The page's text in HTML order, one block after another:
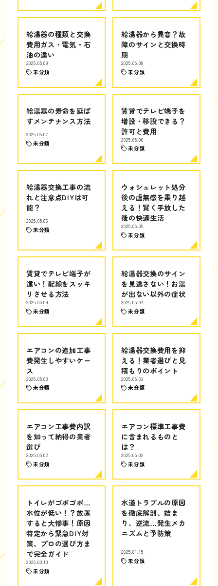
給湯器の種類と交換
費用ガス・電気・石
油の違い
2025.05.09
未分類
給湯器から異音？故
障のサインと交換時
期
2025.05.08
未分類
給湯器の寿命を延ば
すメンテナンス方法
2025.05.07
未分類
賃貸でテレビ端子を
増設・移設できる？
許可と費用
2025.05.06
未分類
給湯器交換工事の流
れと注意点DIYは可
能？
2025.05.06
未分類
ウォシュレット処分
後の虚無感を乗り越
える！賢く手放した
後の快適生活
2025.05.05
未分類
賃貸でテレビ端子が
遠い！配線をスッキ
リさせる方法
2025.05.04
未分類
給湯器交換のサイン
を見逃さない！お湯
が出ない以外の症状
2025.05.04
未分類
エアコンの追加工事
費発生しやすいケー
ス
2025.05.03
未分類
給湯器交換費用を抑
える！業者選びと見
積もりのポイント
2025.05.03
未分類
エアコン工事費内訳
を知って納得の業者
選び
2025.05.02
未分類
エアコン標準工事費
に含まれるものと
は？
2025.05.02
未分類
トイレがゴボゴボ…
水位が低い！？放置
すると大惨事！原因
特定から緊急DIY対
策、プロの選び方ま
で完全ガイド
2025.03.10
未分類
水道トラブルの原因
を徹底解剖、詰ま
り、逆流…発生メカ
ニズムと予防策
2025.01.15
未分類